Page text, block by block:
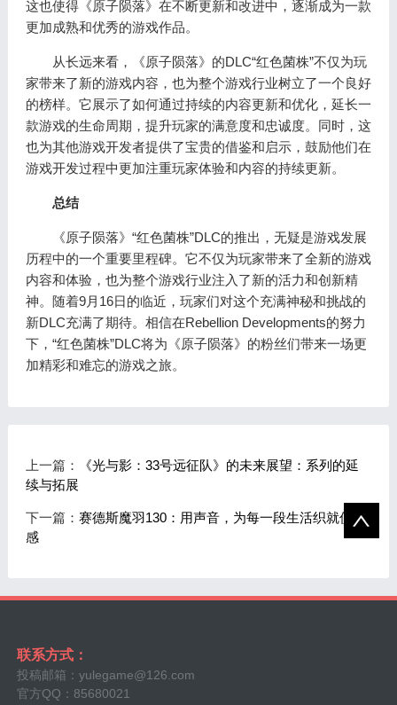
这也使得《原子陨落》在不断更新和改进中，逐渐成为一款
更加成熟和优秀的游戏作品。
从长远来看，《原子陨落》的DLC“红色菌株”不仅为玩
家带来了新的游戏内容，也为整个游戏行业树立了一个良好
的榜样。它展示了如何通过持续的内容更新和优化，延长一
款游戏的生命周期，提升玩家的满意度和忠诚度。同时，这
也为其他游戏开发者提供了宝贵的借鉴和启示，鼓励他们在
游戏开发过程中更加注重玩家体验和内容的持续更新。
总结
《原子陨落》“红色菌株”DLC的推出，无疑是游戏发展
历程中的一个重要里程碑。它不仅为玩家带来了全新的游戏
内容和体验，也为整个游戏行业注入了新的活力和创新精
神。随着9月16日的临近，玩家们对这个充满神秘和挑战的
新DLC充满了期待。相信在Rebellion Developments的努力
下，“红色菌株”DLC将为《原子陨落》的粉丝们带来一场更
加精彩和难忘的游戏之旅。
上一篇：
《光与影：33号远征队》的未来展望：系列的延
续与拓展
下一篇： 赛德斯魔羽130：用声音，为每一段生活织就仪式
感
联系方式：
投稿邮箱：yulegame@126.com
官方QQ：85680021